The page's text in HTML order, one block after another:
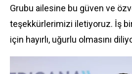
Grubu ailesine bu güven ve
teşekkürlerimizi iletiyoruz. İş
için hayırlı, uğurlu olmasını